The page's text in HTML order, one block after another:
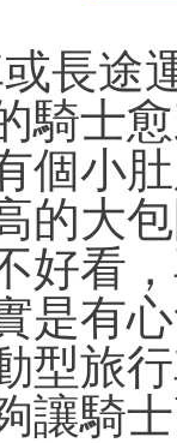
長途
騎士
個小
的大
好看
是有
型旅
讓騎